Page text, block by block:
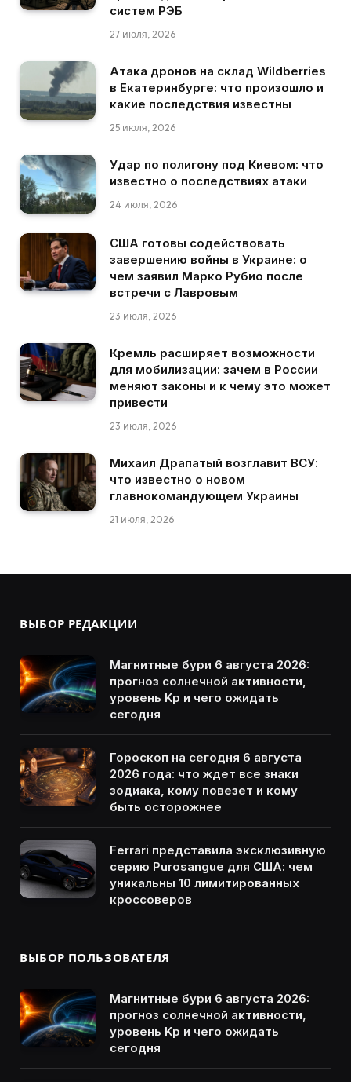
систем РЭБ
27 июля, 2026
Атака дронов на склад Wildberries
в Екатеринбурге: что произошло и
какие последствия известны
25 июля, 2026
Удар по полигону под Киевом: что
известно о последствиях атаки
24 июля, 2026
США готовы содействовать
завершению войны в Украине: о
чем заявил Марко Рубио после
встречи с Лавровым
23 июля, 2026
Кремль расширяет возможности
для мобилизации: зачем в России
меняют законы и к чему это может
привести
23 июля, 2026
Михаил Драпатый возглавит ВСУ:
что известно о новом
главнокомандующем Украины
21 июля, 2026
ВЫБОР РЕДАКЦИИ
Магнитные бури 6 августа 2026:
прогноз солнечной активности,
уровень Kp и чего ожидать
сегодня
Гороскоп на сегодня 6 августа
2026 года: что ждет все знаки
зодиака, кому повезет и кому
быть осторожнее
Ferrari представила эксклюзивную
серию Purosangue для США: чем
уникальны 10 лимитированных
кроссоверов
ВЫБОР ПОЛЬЗОВАТЕЛЯ
Магнитные бури 6 августа 2026:
прогноз солнечной активности,
уровень Kp и чего ожидать
сегодня